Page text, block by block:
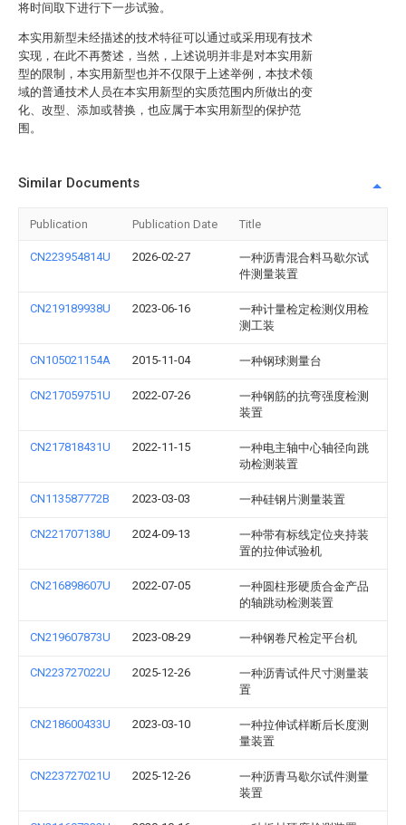
将时间取下进行下一步试验。
本实用新型未经描述的技术特征可以通过或采用现有技术
实现，在此不再赘述，当然，上述说明并非是对本实用新
型的限制，本实用新型也并不仅限于上述举例，本技术领
域的普通技术人员在本实用新型的实质范围内所做出的变
化、改型、添加或替换，也应属于本实用新型的保护范
围。
Similar Documents
Publication Publication Date Title
CN223954814U 2026-02-27
一种沥青混合料马歇尔试
件测量装置
CN219189938U 2023-06-16
一种计量检定检测仪用检
测工装
CN105021154A 2015-11-04 一种钢球测量台
CN217059751U 2022-07-26
一种钢筋的抗弯强度检测
装置
CN217818431U 2022-11-15
一种电主轴中心轴径向跳
动检测装置
CN113587772B 2023-03-03 一种硅钢片测量装置
CN221707138U 2024-09-13
一种带有标线定位夹持装
置的拉伸试验机
CN216898607U 2022-07-05
一种圆柱形硬质合金产品
的轴跳动检测装置
CN219607873U 2023-08-29 一种钢卷尺检定平台机
CN223727022U 2025-12-26
一种沥青试件尺寸测量装
置
CN218600433U 2023-03-10
一种拉伸试样断后长度测
量装置
CN223727021U 2025-12-26
一种沥青马歇尔试件测量
装置